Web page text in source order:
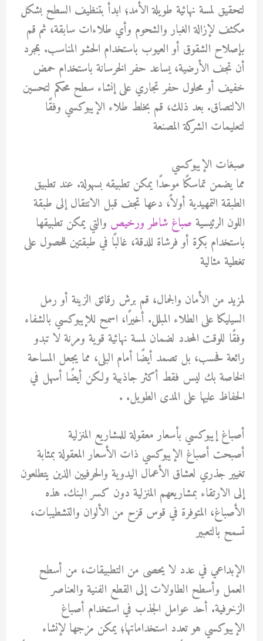
لتحقيق لمسة نهائية طويلة الأمد؛ ابدأ بتنظيف السطح بشكل
مكثف لإزالة الغبار والشحوم وأي طلاءات سابقة، ثم قم
بإصلاح الشقوق أو العيوب باستخدام الحشو المناسب. بمجرد
أن تجف الأرضية، يساعد حفر الخرسانة باستخدام حمض
خفيف أو محلول حفر تجاري على إنشاء سطح محكم لتحسين
الالتصاق. بعد ذلك، قم بخلط طلاء الإيبوكسي وفقًا
لتعليمات الشركة المصنعة
صبغات الإيبوكسي
مما يضمن تماسكًا موحدًا يمكن تطبيقه بسهولة. عند تطبيق
الطبقة التمهيدية أولاً، دعها تجف قبل الانتقال إلى طبقة
اللون الرئيسية صباغ شاطر ورخيص والتي يمكن تطبيقها
باستخدام بكرة أو فرشاة للدقة، غالبًا في طبقتين للحصول على
تغطية مثالية
لمزيد من الأمان والجمال، قم برش رقائق الزينة أو رمل
السيليكا على الطلاء المبلل. أخيرًا، اسمح للإيبوكسي بالشفاء
وفقًا للوقت المحدد لضمان لمسة نهائية قوية ومرنة لا تبدو
رائعة فحسب، بل تصمد أيضًا أمام البلى، مما يجعل المساحة
الخاصة بك ليس فقط أكثر جاذبية ولكن أيضًا أسهل في
الحفاظ عليها على المدى الطويل. .
أصباغ إيبوكسي بأسعار معقولة للمشاريع المنزلية
أصبحت أصباغ الإيبوكسي ذات الأسعار المعقولة بمثابة
تغيير جذري لعشاق الأعمال اليدوية والحرفيين الذين يتطلعون
إلى الارتقاء بمشاريعهم المنزلية دون كسر البنك. هذه
الأصباغ، المتوفرة في قوس قزح من الألوان والتشطيبات،
تسمح بالتعبير
الإبداعي في عدد لا يحصى من التطبيقات، من أسطح
العمل وأسطح الطاولات إلى القطع الفنية والعناصر
الزخرفية. أحد عوامل الجذب في استخدام أصباغ
الإيبوكسي هو تعدد استخداماتها؛ يمكن مزجها لإنشاء